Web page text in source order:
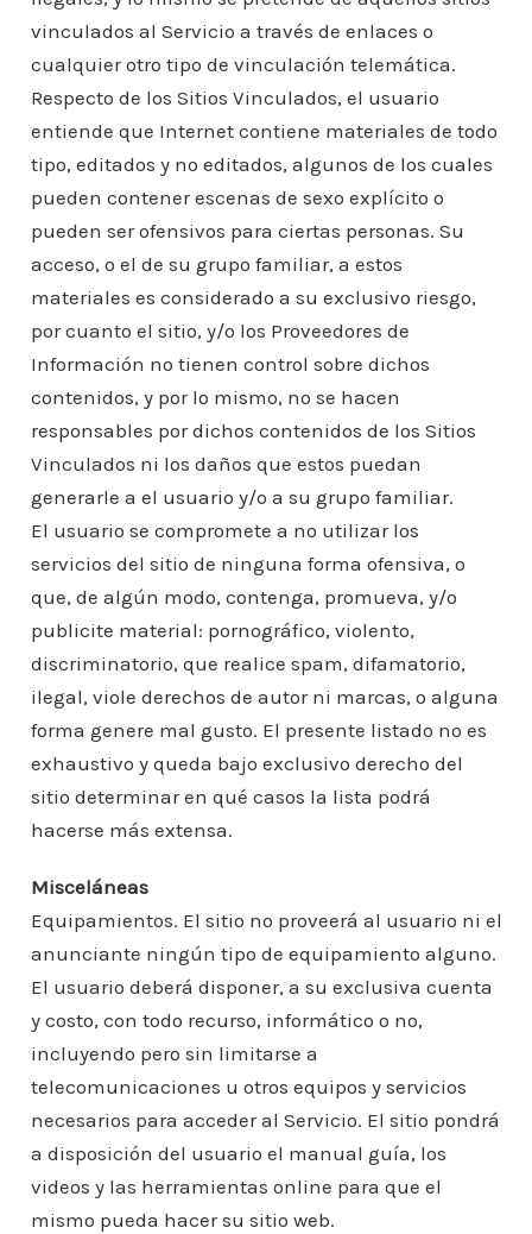
vinculados al Servicio a través de enlaces o
cualquier otro tipo de vinculación telemática.
Respecto de los Sitios Vinculados, el usuario
entiende que Internet contiene materiales de todo
tipo, editados y no editados, algunos de los cuales
pueden contener escenas de sexo explícito o
pueden ser ofensivos para ciertas personas. Su
acceso, o el de su grupo familiar, a estos
materiales es considerado a su exclusivo riesgo,
por cuanto el sitio, y/o los Proveedores de
Información no tienen control sobre dichos
contenidos, y por lo mismo, no se hacen
responsables por dichos contenidos de los Sitios
Vinculados ni los daños que estos puedan
generarle a el usuario y/o a su grupo familiar.
El usuario se compromete a no utilizar los
servicios del sitio de ninguna forma ofensiva, o
que, de algún modo, contenga, promueva, y/o
publicite material: pornográfico, violento,
discriminatorio, que realice spam, difamatorio,
ilegal, viole derechos de autor ni marcas, o alguna
forma genere mal gusto. El presente listado no es
exhaustivo y queda bajo exclusivo derecho del
sitio determinar en qué casos la lista podrá
hacerse más extensa.
Misceláneas
Equipamientos. El sitio no proveerá al usuario ni el
anunciante ningún tipo de equipamiento alguno.
El usuario deberá disponer, a su exclusiva cuenta
y costo, con todo recurso, informático o no,
incluyendo pero sin limitarse a
telecomunicaciones u otros equipos y servicios
necesarios para acceder al Servicio. El sitio pondrá
a disposición del usuario el manual guía, los
videos y las herramientas online para que el
mismo pueda hacer su sitio web.